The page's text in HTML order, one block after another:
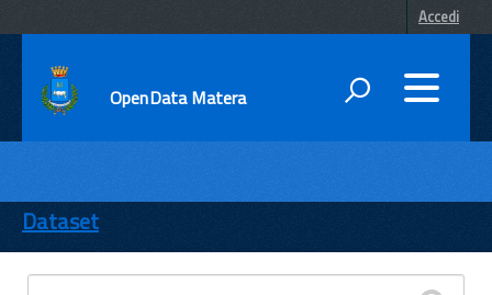
Accedi
OpenData Matera
ENTI
TEMI
INFORMAZIONI
Dataset